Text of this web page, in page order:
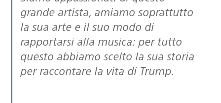
grande artista, amiamo soprattutto
la sua arte e il suo modo di
rapportarsi alla musica: per tutto
questo abbiamo scelto la sua storia
per raccontare la vita di Trump.